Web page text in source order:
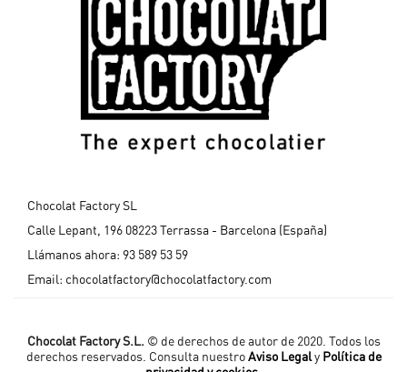
Chocolat Factory SL
Calle Lepant, 196 08223 Terrassa - Barcelona (España)
Llámanos ahora: 93 589 53 59
Email: chocolatfactory@chocolatfactory.com
Chocolat Factory S.L. © de derechos de autor de 2020. Todos los
derechos reservados. Consulta nuestro Aviso Legal y Política de